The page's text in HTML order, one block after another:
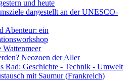
und heute
dargestellt an der UNESCO-
Abenteur: ein
Wattenmeer
Neozoen der Aller
Rad: Geschichte - Technik - Umwelt
mit Saumur (Frankreich)